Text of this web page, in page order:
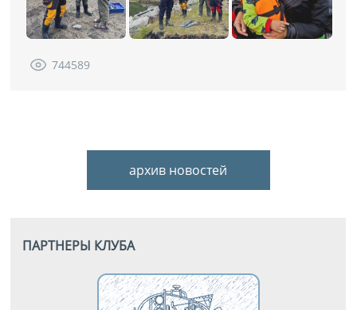
744589
архив новостей
ПАРТНЕРЫ КЛУБА